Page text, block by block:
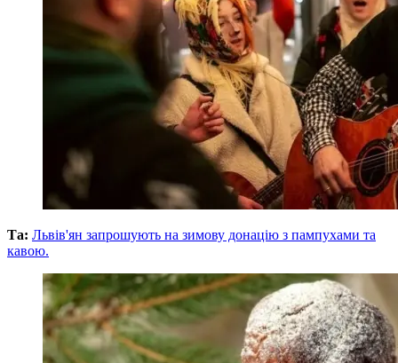
Та: Львів'ян запрошують на зимову донацію з пампухами та
кавою.